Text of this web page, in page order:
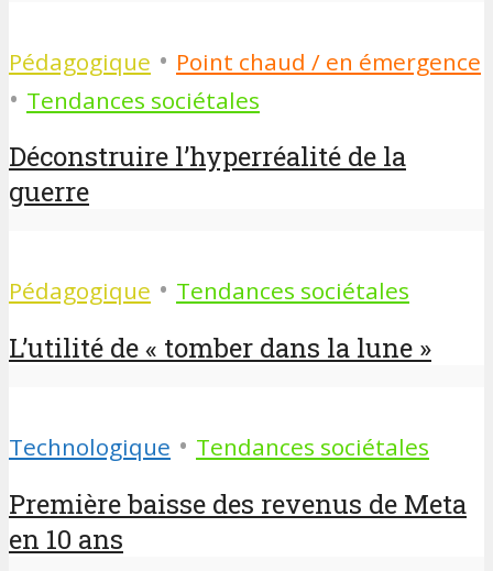
Pédagogique • Point chaud / en émergence
• Tendances sociétales
Déconstruire l’hyperréalité de la
guerre
Pédagogique • Tendances sociétales
L’utilité de « tomber dans la lune »
Technologique • Tendances sociétales
Première baisse des revenus de Meta
en 10 ans